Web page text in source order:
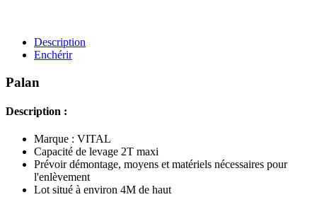
Description
Enchérir
Palan
Description :
Marque : VITAL
Capacité de levage 2T maxi
Prévoir démontage, moyens et matériels nécessaires pour
l'enlèvement
Lot situé à environ 4M de haut